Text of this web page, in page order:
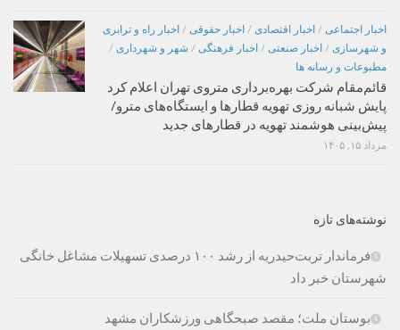
اخبار اجتماعی / اخبار اقتصادی / اخبار حقوقی / اخبار راه و ترابری
و شهرسازی / اخبار صنعتی / اخبار فرهنگی / شهر و شهرداری /
مطبوعات و رسانه ها
قائم‌مقام شرکت بهره‌برداری متروی تهران اعلام کرد
پایش شبانه روزی تهویه قطارها و ایستگاه‌های مترو/
پیش‌بینی هوشمند تهویه در قطارهای جدید
مرداد ۱۵, ۱۴۰۵
نوشته‌های تازه
فرماندار تربت‌حیدریه از رشد ۱۰۰ درصدی تسهیلات مشاغل خانگی
شهرستان خبر داد
بوستان ملت؛ مقصد صبحگاهی ورزشکاران مشهد